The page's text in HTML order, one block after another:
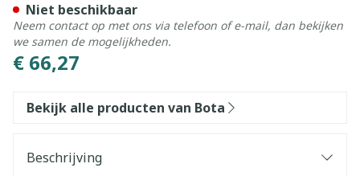
€ 66,27
Niet beschikbaar
Neem contact op met ons via telefoon of e-mail, dan bekijken
we samen de mogelijkheden.
Bekijk alle producten van Bota
Beschrijving